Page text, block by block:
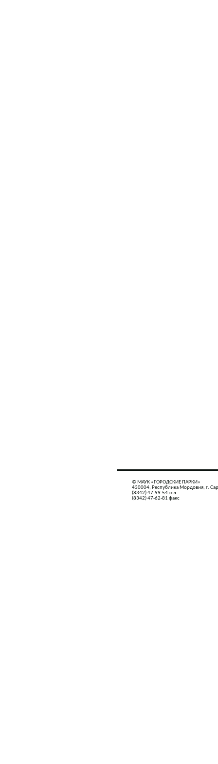
© МАУК «ГОРОДСКИЕ ПАРКИ»
430004, Республика Мордовия, г.
(8342) 47-99-54 тел.
(8342) 47-62-81 факс